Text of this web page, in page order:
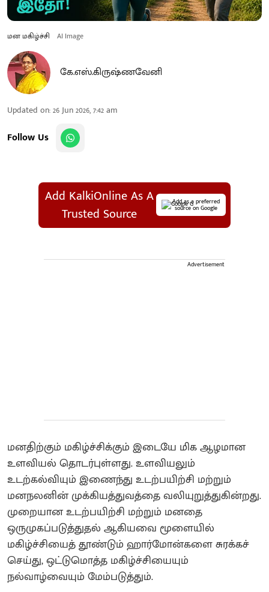
மன மகிழ்ச்சி AI Image
கே.எஸ்.கிருஷ்ணவேனி
Updated on:26 Jun 2026, 7:42 am
Follow Us
Add KalkiOnline As A
Trusted Source
Add as a preferred
source on Google
Advertisement
மனதிற்கும் மகிழ்ச்சிக்கும் இடையே மிக ஆழமான
உளவியல் தொடர்புள்ளது. உளவியலும்
உடற்கல்வியும் இணைந்து உடற்பயிற்சி மற்றும்
மனநலனின் முக்கியத்துவத்தை வலியுறுத்துகின்றது.
முறையான உடற்பயிற்சி மற்றும் மனதை
ஒருமுகப்படுத்துதல் ஆகியவை மூளையில்
மகிழ்ச்சியைத் தூண்டும் ஹார்மோன்களை சுரக்கச்
செய்து, ஒட்டுமொத்த மகிழ்ச்சியையும்
நல்வாழ்வையும் மேம்படுத்தும்.